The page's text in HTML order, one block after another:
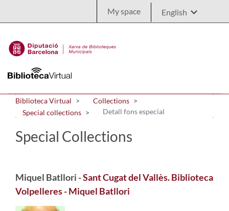
My space
Biblioteca Virtual
Collections
Special collections
Detall fons especial
Special Collections
Miquel Batllori -Sant Cugat del Vallès. Biblioteca
Volpelleres - Miquel Batllori